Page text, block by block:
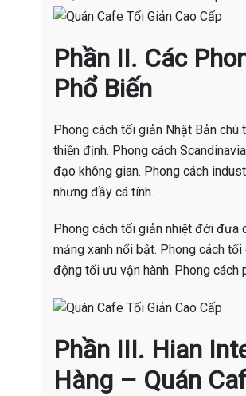
Phần II. Các
Phổ Biến
Phong cách tối giản Nhật Bản
thiền định. Phong cách
đạo không gian. Phong cách
nhưng đầy cá tính.
Phong cách tối giản nhiệt đới đưa
mảng xanh nổi bật. Phong cách
động tối ưu vận hành. Phong cách
Phần III. Hian
Hàng – Quán